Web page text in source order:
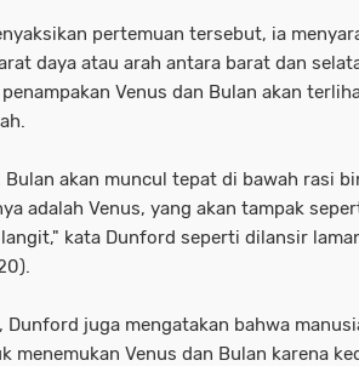
pertemuan tersebut, ia
daya atau arah antara barat dan
Venus dan Bulan akan
Bulan akan muncul tepat di bawah rasi
adalah Venus, yang akan tampak
kata Dunford seperti dilansir
Dunford juga mengatakan bahwa
menemukan Venus dan Bulan karena